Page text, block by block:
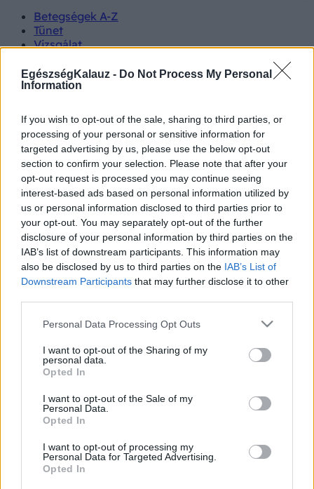
EgészségKalauz - Do Not Process My Personal
Information
If you wish to opt-out of the sale, sharing to third parties, or
processing of your personal or sensitive information for
targeted advertising by us, please use the below opt-out
section to confirm your selection. Please note that after your
opt-out request is processed you may continue seeing
interest-based ads based on personal information utilized by
us or personal information disclosed to third parties prior to
your opt-out. You may separately opt-out of the further
disclosure of your personal information by third parties on the
IAB’s list of downstream participants. This information may
also be disclosed by us to third parties on the IAB’s List of
Downstream Participants that may further disclose it to other
Please note that this website/app uses one or more Google
not limited to your visit or usage behaviour. You may click to
grant or deny consent to Google and its third-party tags to
use your data for below specified purposes in below Google
consent section.
Personal Data Processing Opt Outs
I want to opt-out of the Sharing of my
personal data.
Opted In
I want to opt-out of the Sale of my
Personal Data.
Opted In
I want to opt-out of processing my
Personal Data for Targeted Advertising.
Opted In
Betegségek A-Z
Tünet
Vizsgálat
Életmódváltás
Kutatás
Hírek
Videók
Kisállatok egészsége
#allergia #influenza#cukorbetegség
#orvosmeteorológia#vérnyomás#stroke#rákbetegség
#reflux #ekcéma
#herpesz
Regisztráció
Előrejelzés